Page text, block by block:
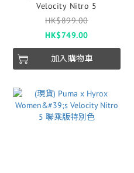
Velocity Nitro 5
HK$899.00
HK$749.00
加入購物車